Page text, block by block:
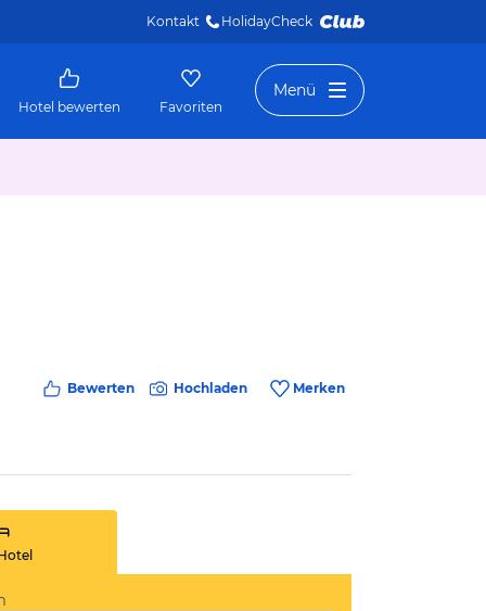
Kontakt HolidayCheck
Hotel bewerten Favoriten
Menü
Bewerten Hochladen Merken